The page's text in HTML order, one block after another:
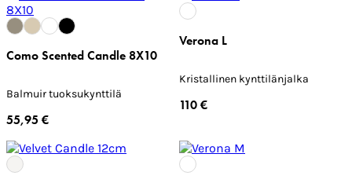
Como Scented Candle 8X10
Balmuir tuoksukynttilä
55,95 €
Verona L
Kristallinen kynttilänjalka
110 €